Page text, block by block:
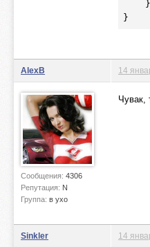
}
AlexB
Сообщения: 4306
Репутация: N
Группа: в ухо
14
Чувак,
Sinkler 14